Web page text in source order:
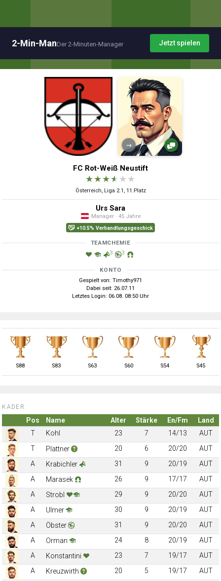
2-Min-ManDer 2-Minuten-Manager Jetzt spielen
→
FC Rot-Weiß Neustift
★★★★ ★ ★
Österreich, Liga 2.1, 11.Platz
Urs Sara
Manager · 45 Jahre
+10.5% Verhandlungsgeschick
TEAMCHEMIE
3 3
KONTO
Gespielt von: Timothy971
Dabei seit: 26.07.11
Letztes Login: 06.08. 08:50 Uhr
S88 S83 S63 S60 S54 S45
KADER:
Pos Name Alter Stärke En/Fm
Land
T
Kohl 23 7 14/13
AUT
T
Plattner 20 6 20/20
AUT
A
Krabichler 31 9 20/19
AUT
A
Marasek 26 9 17/17
AUT
A
Strobl 29 9 20/20
AUT
A
Ulmer 30 9 20/19
AUT
A
Öbster 31 9 20/20
AUT
A
Orman 24 8 20/19
AUT
A
Konstantini 23 7 19/17
AUT
A
Kreuzwirth 20 5 19/17
AUT